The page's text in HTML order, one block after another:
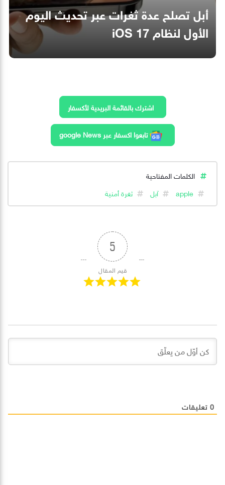
أبل تصلح عدة ثغرات عبر تحديث اليوم
الأول لنظام iOS 17
اشترك بالقائمة البريدية لأكسفار
تابعوا اكسفار عبر google News
الكلمات المفتاحية
apple
آبل ثغرة أمنية
5
قيم المقال
0 تعليقات